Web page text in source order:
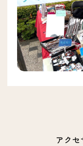
アク